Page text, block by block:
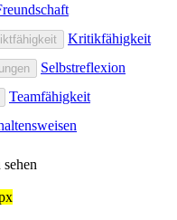
Kritikfähigkeit
Selbstreflexion
Teamfähigkeit
sehen